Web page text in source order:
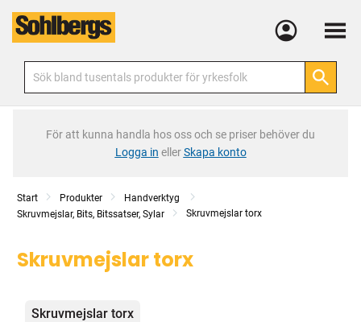
Meny
För att kunna handla hos oss och se priser behöver du
Logga in ellerSkapa konto
Start Produkter
Handverktyg
Skruvmejslar, Bits, Bitssatser, Sylar
Skruvmejslar torx
Skruvmejslar torx
Kategorier
Skruvmejslar torx